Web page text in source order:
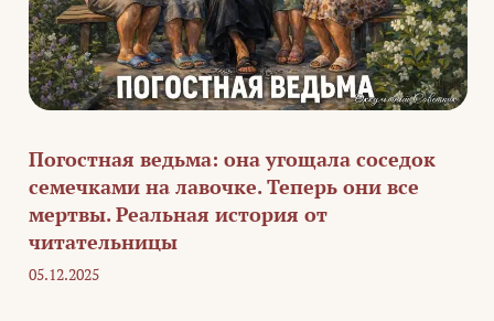
Погостная ведьма: она угощала соседок
семечками на лавочке. Теперь они все
мертвы. Реальная история от
читательницы
05.12.2025